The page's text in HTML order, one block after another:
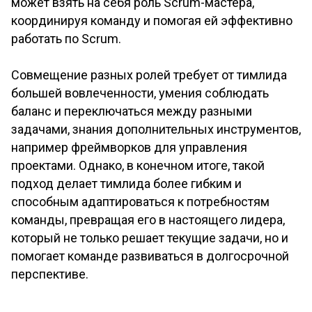
координируя команду и помогая ей эффективно
работать по Scrum.
Совмещение разных ролей требует от тимлида
большей вовлеченности, умения соблюдать
баланс и переключаться между разными
задачами, знания дополнительных инструментов,
например фреймворков для управления
проектами. Однако, в конечном итоге, такой
подход делает тимлида более гибким и
способным адаптироваться к потребностям
команды, превращая его в настоящего лидера,
который не только решает текущие задачи, но и
помогает команде развиваться в долгосрочной
перспективе.